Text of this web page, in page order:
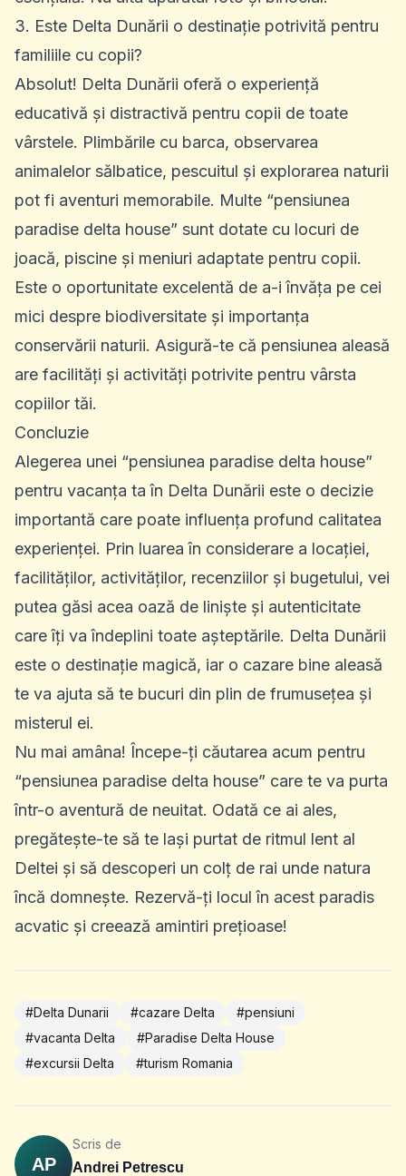
3. Este Delta Dunării o destinație potrivită pentru
familiile cu copii?
Absolut! Delta Dunării oferă o experiență
educativă și distractivă pentru copii de toate
vârstele. Plimbările cu barca, observarea
animalelor sălbatice, pescuitul și explorarea naturii
pot fi aventuri memorabile. Multe “pensiunea
paradise delta house” sunt dotate cu locuri de
joacă, piscine și meniuri adaptate pentru copii.
Este o oportunitate excelentă de a-i învăța pe cei
mici despre biodiversitate și importanța
conservării naturii. Asigură-te că pensiunea aleasă
are facilități și activități potrivite pentru vârsta
copiilor tăi.
Concluzie
Alegerea unei “pensiunea paradise delta house”
pentru vacanța ta în Delta Dunării este o decizie
importantă care poate influența profund calitatea
experienței. Prin luarea în considerare a locației,
facilităților, activităților, recenziilor și bugetului, vei
putea găsi acea oază de liniște și autenticitate
care îți va îndeplini toate așteptările. Delta Dunării
este o destinație magică, iar o cazare bine aleasă
te va ajuta să te bucuri din plin de frumusețea și
misterul ei.
Nu mai amâna! Începe-ți căutarea acum pentru
“pensiunea paradise delta house” care te va purta
într-o aventură de neuitat. Odată ce ai ales,
pregătește-te să te lași purtat de ritmul lent al
Deltei și să descoperi un colț de rai unde natura
încă domnește. Rezervă-ți locul în acest paradis
acvatic și creează amintiri prețioase!
#Delta Dunarii #cazare Delta
#pensiuni
#vacanta Delta
#Paradise Delta House
#excursii Delta
#turism Romania
AP
Scris de
Andrei Petrescu